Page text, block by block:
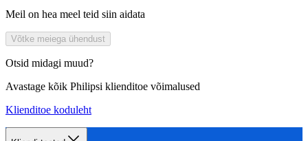
Meil on hea meel teid siin aidata
Võtke meiega ühendust
Otsid midagi muud?
Avastage kõik Philipsi klienditoe võimalused
Klienditoe koduleht